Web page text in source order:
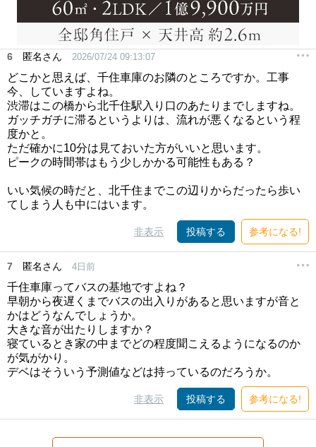
6 匿名さん 2026/07/24 09:13:07
どこかと思えば、千住車庫のお隣のところですか。工事
今、していますよね。
渋滞はこの橋から北千住駅入り口のあたりまでしますね。
ガッチガチに滞るというよりは、流れが悪くなるという程
度かと。
ただ確かに10分は見ておいた方がいいと思います。
ピークの時間帯はもう少しかかる可能性もある？
いい気候の時だと、北千住までこの辺りからだったら歩い
てしまう人も中にはいます。
非表示 投稿する 参考になる!
7 匿名さん 4日前
千住車庫ってバスの基地ですよね？
早朝から夜遅くまでバスの出入りがあると思いますが音と
かはどうなんでしょうか。
大きな音が出たりしますか？
寝ているとき家の中までどの程度聞こえるようになるのか
が気がかり。
デベはそういう予測値などは持っているのだろうか。
非表示 投稿する 参考になる!